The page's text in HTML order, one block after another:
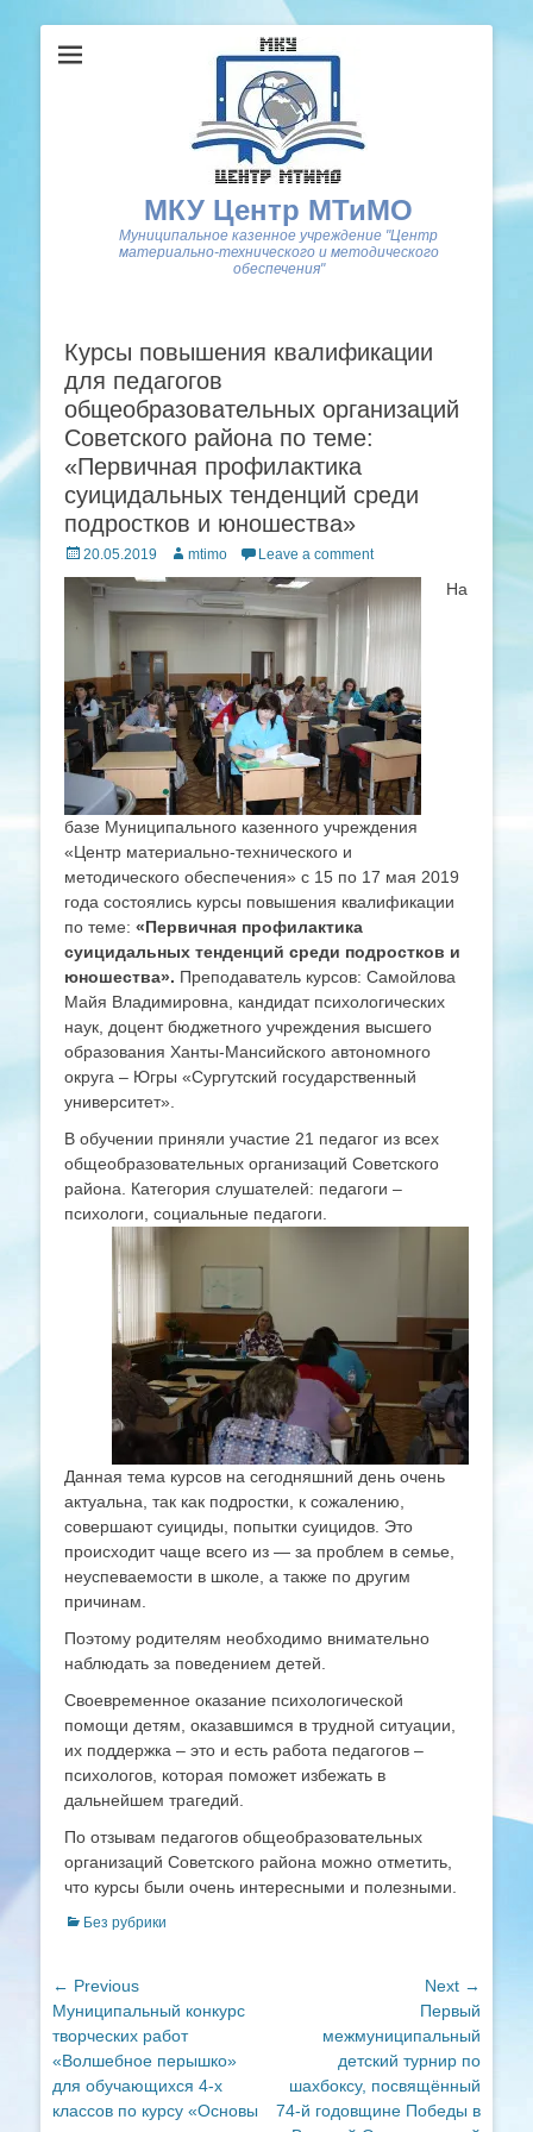
МКУ Центр МТиМО
Муниципальное казенное учреждение "Центр
материально-технического и методического
обеспечения"
Курсы повышения квалификации
для педагогов
общеобразовательных организаций
Советского района по теме:
«Первичная профилактика
суицидальных тенденций среди
подростков и юношества»
Posted
on
20.05.2019 Author
mtimo Leave a comment
На
базе Муниципального казенного учреждения
«Центр материально-технического и
методического обеспечения» с 15 по 17 мая 2019
года состоялись курсы повышения квалификации
по теме: «Первичная профилактика
суицидальных тенденций среди подростков и
юношества». Преподаватель курсов: Самойлова
Майя Владимировна, кандидат психологических
наук, доцент бюджетного учреждения высшего
образования Ханты-Мансийского автономного
округа – Югры «Сургутский государственный
университет».
В обучении приняли участие 21 педагог из всех
общеобразовательных организаций Советского
района. Категория слушателей: педагоги –
психологи, социальные педагоги.
Данная тема курсов на сегодняшний день очень
актуальна, так как подростки, к сожалению,
совершают суициды, попытки суицидов. Это
происходит чаще всего из — за проблем в семье,
неуспеваемости в школе, а также по другим
причинам.
Поэтому родителям необходимо внимательно
наблюдать за поведением детей.
Своевременное оказание психологической
помощи детям, оказавшимся в трудной ситуации,
их поддержка – это и есть работа педагогов –
психологов, которая поможет избежать в
дальнейшем трагедий.
По отзывам педагогов общеобразовательных
организаций Советского района можно отметить,
что курсы были очень интересными и полезными.
Categories
Без рубрики
Навигация
по
записям
← Previous
Previous
post:
Муниципальный конкурс
творческих работ
«Волшебное перышко»
для обучающихся 4-х
классов по курсу «Основы
Next →
Первый
межмуниципальный
детский турнир по
шахбоксу, посвящённый
74-й годовщине Победы в